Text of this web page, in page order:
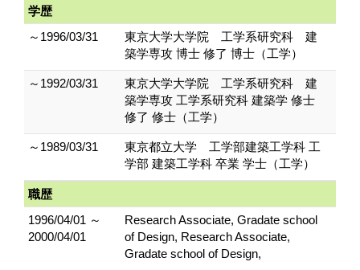
学歴
～1996/03/31
東京大学大学院 工学系研究科 建
築学専攻 博士 修了 博士（工学）
～1992/03/31
東京大学大学院 工学系研究科 建
築学専攻 工学系研究科 建築学 修士
修了 修士（工学）
～1989/03/31
東京都立大学 工学部建築工学科 工
学部 建築工学科 卒業 学士（工学）
職歴
1996/04/01 ～
2000/04/01
Research Associate, Gradate school
of Design, Research Associate,
Gradate school of Design,